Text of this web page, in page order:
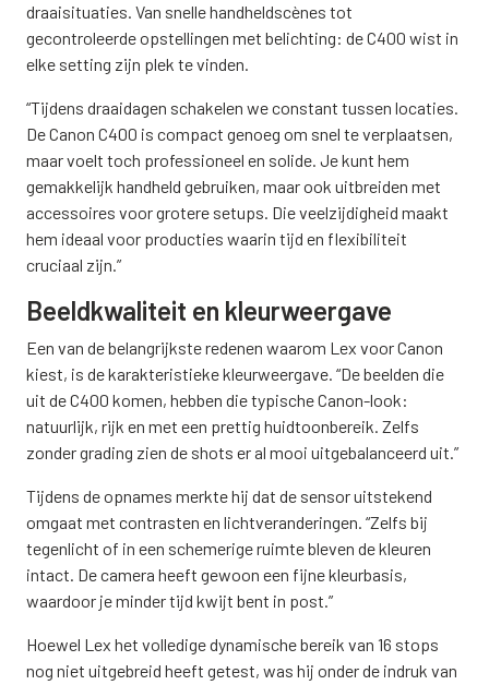
draaisituaties. Van snelle handheldscènes tot
gecontroleerde opstellingen met belichting: de C400 wist in
elke setting zijn plek te vinden.
“Tijdens draaidagen schakelen we constant tussen locaties.
De Canon C400 is compact genoeg om snel te verplaatsen,
maar voelt toch professioneel en solide. Je kunt hem
gemakkelijk handheld gebruiken, maar ook uitbreiden met
accessoires voor grotere setups. Die veelzijdigheid maakt
hem ideaal voor producties waarin tijd en flexibiliteit
cruciaal zijn.”
Beeldkwaliteit en kleurweergave
Een van de belangrijkste redenen waarom Lex voor Canon
kiest, is de karakteristieke kleurweergave. “De beelden die
uit de C400 komen, hebben die typische Canon-look:
natuurlijk, rijk en met een prettig huidtoonbereik. Zelfs
zonder grading zien de shots er al mooi uitgebalanceerd uit.”
Tijdens de opnames merkte hij dat de sensor uitstekend
omgaat met contrasten en lichtveranderingen. “Zelfs bij
tegenlicht of in een schemerige ruimte bleven de kleuren
intact. De camera heeft gewoon een fijne kleurbasis,
waardoor je minder tijd kwijt bent in post.”
Hoewel Lex het volledige dynamische bereik van 16 stops
nog niet uitgebreid heeft getest, was hij onder de indruk van